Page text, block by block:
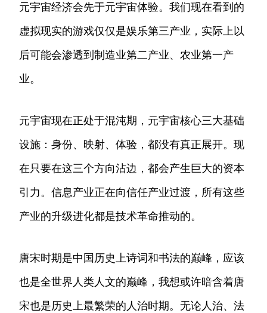
元宇宙经济会先于元宇宙体验。我们现在看到的
虚拟现实的游戏仅仅是娱乐第三产业，实际上以
后可能会渗透到制造业第二产业、农业第一产
业。
元宇宙现在正处于混沌期，元宇宙核心三大基础
设施：身份、映射、体验，都没有真正展开。现
在只要在这三个方向沾边，都会产生巨大的资本
引力。信息产业正在向信任产业过渡，所有这些
产业的升级进化都是技术革命推动的。
唐宋时期是中国历史上诗词和书法的巅峰，应该
也是全世界人类人文的巅峰，我想或许暗含着唐
宋也是历史上最繁荣的人治时期。无论人治、法